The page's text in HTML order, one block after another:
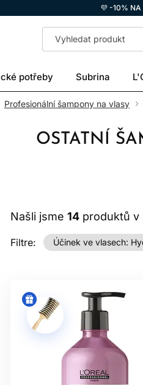
💜 -10% NA
potřeby Subrina
Profesionální šampony na vlasy
OSTATNÍ
Našli jsme 14 produktů v
Filtre: Účinek ve vlasech: